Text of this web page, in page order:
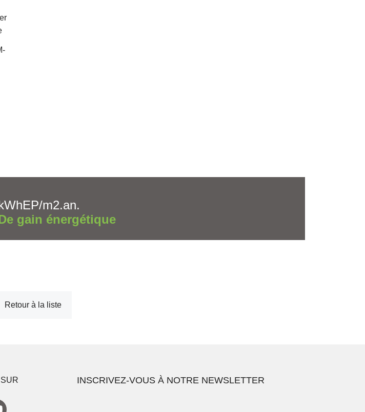
m2.an.
gain énergétique
Retour à la liste
INSCRIVEZ-VOUS À NOTRE NEWSLETTER